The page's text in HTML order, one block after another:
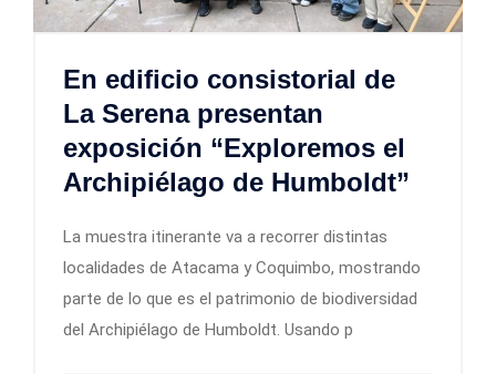
En edificio consistorial de
La Serena presentan
exposición “Exploremos el
Archipiélago de Humboldt”
La muestra itinerante va a recorrer distintas
localidades de Atacama y Coquimbo, mostrando
parte de lo que es el patrimonio de biodiversidad
del Archipiélago de Humboldt. Usando p